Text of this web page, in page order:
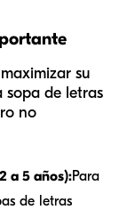
su
sopa de letras
no
a 5 años):Para
de letras